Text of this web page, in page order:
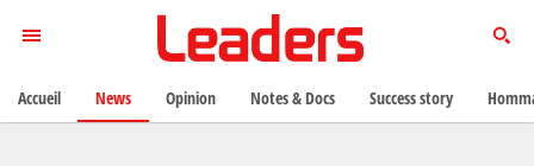
Accueil News Opinion Notes & Docs Success story